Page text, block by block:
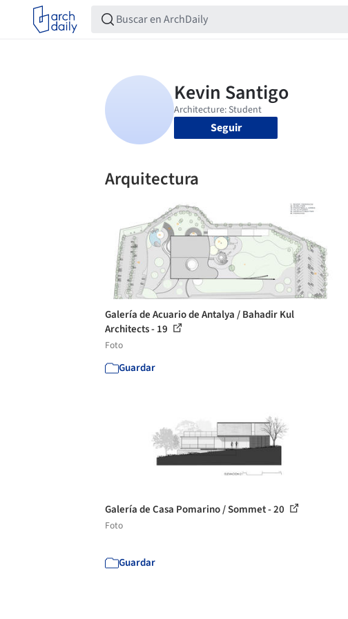
Seguir
Arquitectura
Galería de Acuario de Antalya / Bahadir Kul
Architects - 19
Foto
Guardar
Galería de Casa Pomarino / Sommet - 20
Foto
Guardar